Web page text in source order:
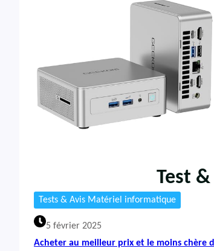
Test
Tests & Avis Matériel informatique
5 février 2025
Acheter au meilleur prix et le moins chère